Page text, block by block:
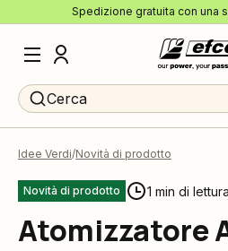
Spedizione gratuita con una
Cerca
Idee Verdi Novità di prodotto
Novità di prodotto 1 min di lettura
Atomizzatore